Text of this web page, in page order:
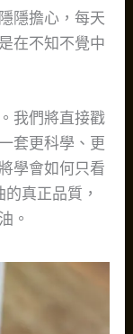
隱擔心，每天
在不知不覺中
我們將直接戳
套更科學、更
學會如何只看
真正品質，
。